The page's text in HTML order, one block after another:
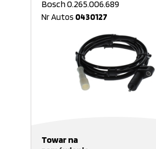
Bosch 0.265.006.689
Nr Autos 0430127
Towar na